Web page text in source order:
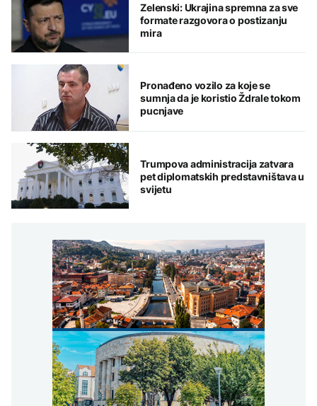
Zelenski: Ukrajina spremna za sve
formate razgovora o postizanju
mira
Pronađeno vozilo za koje se
sumnja da je koristio Ždrale tokom
pucnjave
Trumpova administracija zatvara
pet diplomatskih predstavništava u
svijetu